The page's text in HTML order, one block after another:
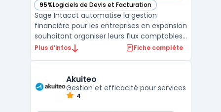
95%Logiciels de Devis et Facturation
— voir Sage Intacct dans cette catégorie
Sage Intacct automatise la gestion
financière pour les entreprises en expansion
souhaitant organiser leurs flux comptables
et suivre leurs opérations. Ce logiciel cloud
générale automatisée et la consolidation
multi-entités, so ...
Plus d’infos Fiche complète
Akuiteo
Gestion et efficacité pour services
4